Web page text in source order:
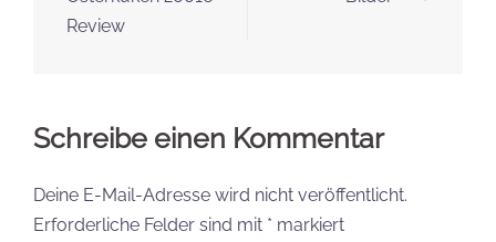
Review
Schreibe einen Kommentar
Deine E-Mail-Adresse wird nicht veröffentlicht.
Erforderliche Felder sind mit * markiert